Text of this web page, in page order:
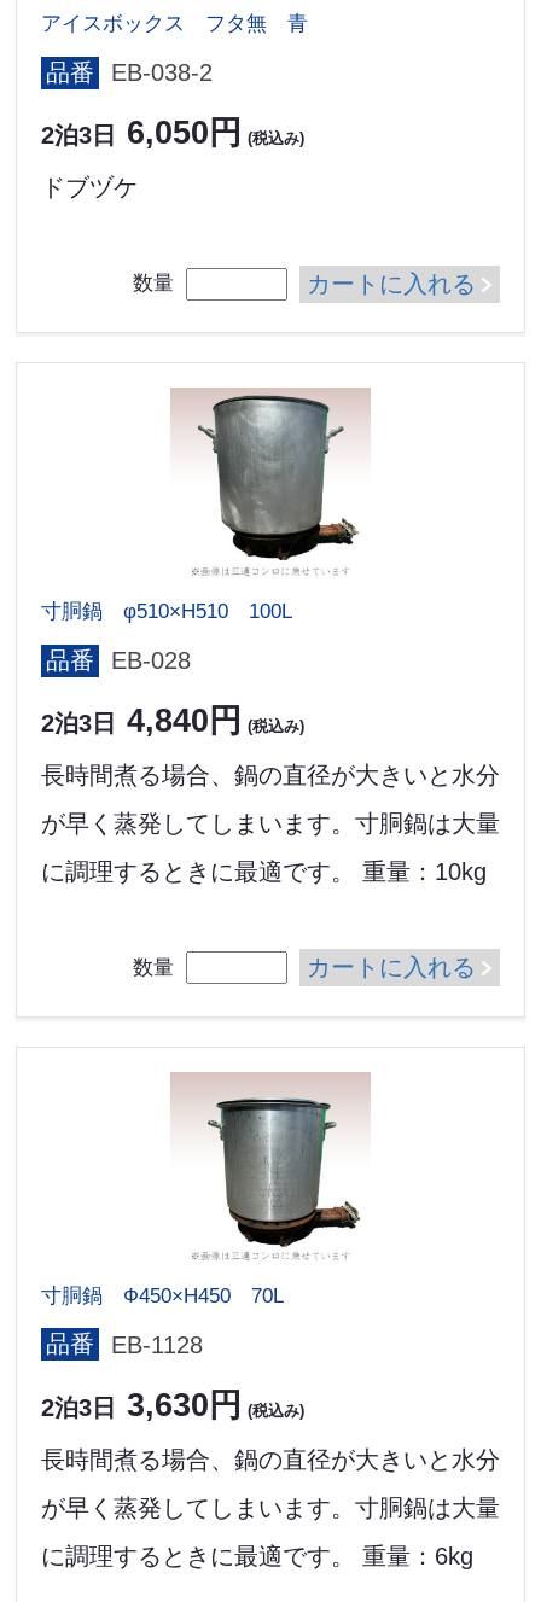
アイスボックス フタ無 青
品番 EB-038-2
2泊3日 6,050円 (税込み)
ドブヅケ
数量 カートに入れる
寸胴鍋 φ510×H510 100L
品番 EB-028
2泊3日 4,840円 (税込み)
長時間煮る場合、鍋の直径が大きいと水分
が早く蒸発してしまいます。寸胴鍋は大量
に調理するときに最適です。 重量：10kg
数量 カートに入れる
寸胴鍋 Ф450×H450 70L
品番 EB-1128
2泊3日 3,630円 (税込み)
長時間煮る場合、鍋の直径が大きいと水分
が早く蒸発してしまいます。寸胴鍋は大量
に調理するときに最適です。 重量：6kg